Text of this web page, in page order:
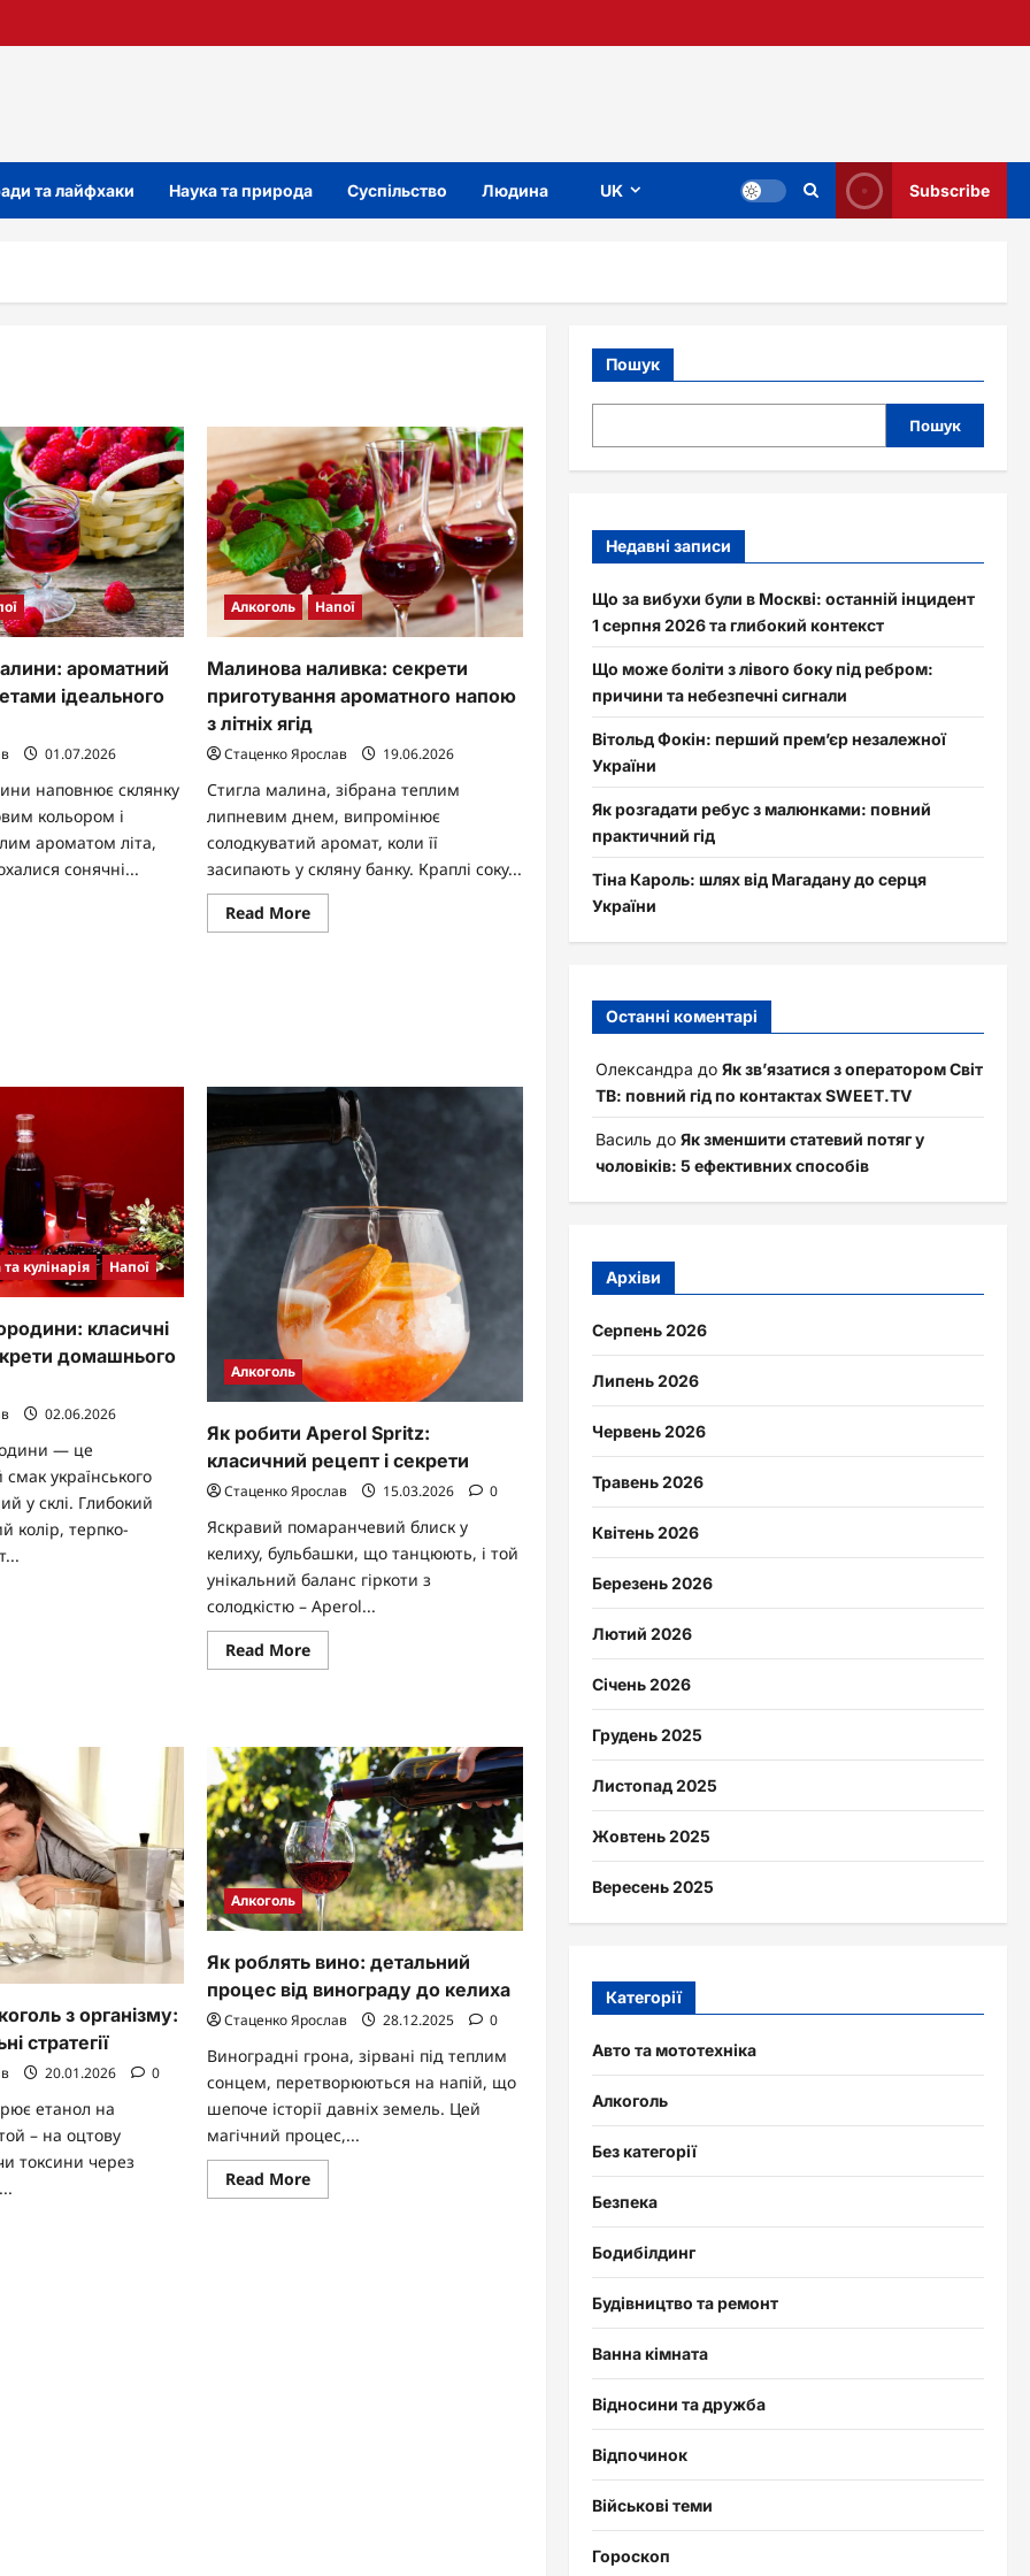
та лайфхаки Наука та природа Суспільство Людина UK Subscribe
ароматний
ідеального
01.07.2026
наповнює склянку
кольором і
ароматом літа,
сонячні...
Алкоголь Напої
Малинова наливка: секрети
приготування ароматного напою
з літніх ягід
Стаценко Ярослав 19.06.2026
Стигла малина, зібрана теплим
липневим днем, випромінює
солодкуватий аромат, коли її
засипають у скляну банку. Краплі соку...
Read MoreRead
more
ягід
та кулінарія Напої
класичні
домашнього
02.06.2026
— це
українського
у склі. Глибокий
колір, терпко-
Алкоголь
Як робити Aperol Spritz:
класичний рецепт і секрети
Стаценко Ярослав 15.03.2026 0
Яскравий помаранчевий блиск у
келиху, бульбашки, що танцюють, і той
унікальний баланс гіркоти з
солодкістю – Aperol...
Read MoreRead
more
Spritz:
класичний
рецепт
і
секрети
з організму:
стратегії
20.01.2026 0
етанол на
– на оцтову
токсини через
Алкоголь
Як роблять вино: детальний
процес від винограду до келиха
Стаценко Ярослав 28.12.2025 0
Виноградні грона, зірвані під теплим
сонцем, перетворюються на напій, що
шепоче історії давніх земель. Цей
магічний процес,...
Read MoreRead
more
Пошук
Пошук
Недавні записи
Що за вибухи були в Москві: останній інцидент
1 серпня 2026 та глибокий контекст
Що може боліти з лівого боку під ребром:
причини та небезпечні сигнали
Вітольд Фокін: перший прем’єр незалежної
України
Як розгадати ребус з малюнками: повний
практичний гід
Тіна Кароль: шлях від Магадану до серця
України
Останні коментарі
Олександра до Як зв’язатися з оператором Світ
ТВ: повний гід по контактах SWEET.TV
Василь до Як зменшити статевий потяг у
чоловіків: 5 ефективних способів
Архіви
Серпень 2026
Липень 2026
Червень 2026
Травень 2026
Квітень 2026
Березень 2026
Лютий 2026
Січень 2026
Грудень 2025
Листопад 2025
Жовтень 2025
Вересень 2025
Категорії
Авто та мототехніка
Алкоголь
Без категорії
Безпека
Бодибілдинг
Будівництво та ремонт
Ванна кімната
Відносини та дружба
Відпочинок
Військові теми
Гороскоп